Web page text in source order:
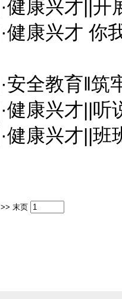
·健康兴才||开
·健康兴才 你
·安全教育‖筑
·健康兴才||听
·健康兴才||班
>> 末页